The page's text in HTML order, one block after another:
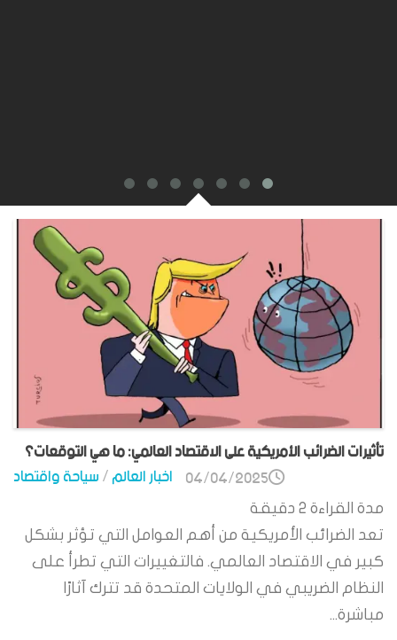
تأثيرات الضرائب الأمريكية على الاقتصاد العالمي: ما هي التوقعات؟
اخبار العالم/سياحة واقتصاد 04/04/2025
مدة القراءة 2 دقيقة
تعد الضرائب الأمريكية من أهم العوامل التي تؤثر بشكل
كبير في الاقتصاد العالمي. فالتغييرات التي تطرأ على
النظام الضريبي في الولايات المتحدة قد تترك آثارًا
مباشرة...